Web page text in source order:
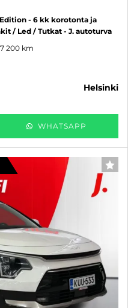
Edition - 6 kk korotonta ja
/ Led / Tutkat - J. autoturva
200 km
helsinki
WHATSAPP